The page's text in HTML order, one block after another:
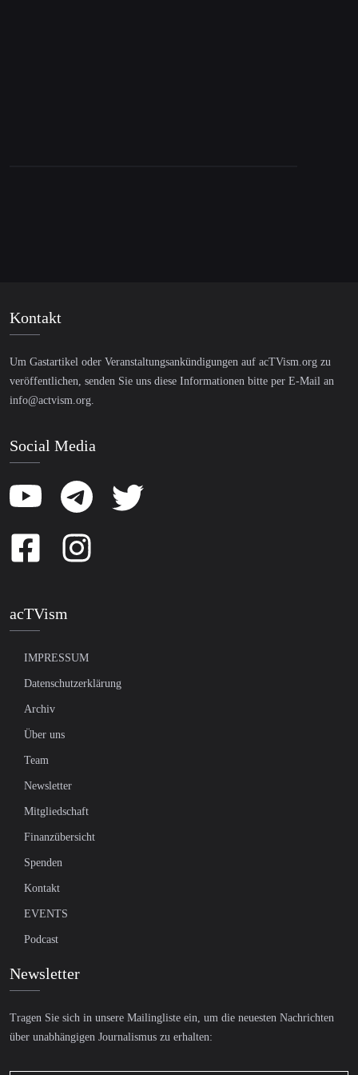
Kontakt
Um Gastartikel oder Veranstaltungsankündigungen auf acTVism.org zu
veröffentlichen, senden Sie uns diese Informationen bitte per E-Mail an
info@actvism.org.
Social Media
acTVism
IMPRESSUM
Datenschutzerklärung
Archiv
Über uns
Team
Newsletter
Mitgliedschaft
Finanzübersicht
Spenden
Kontakt
EVENTS
Podcast
Newsletter
Tragen Sie sich in unsere Mailingliste ein, um die neuesten Nachrichten
über unabhängigen Journalismus zu erhalten: